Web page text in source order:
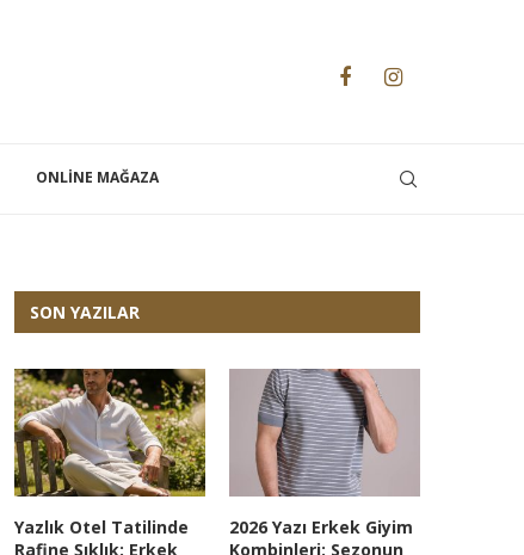
ONLINE MAĞAZA
SON YAZILAR
Yazlık Otel Tatilinde
Rafine Şıklık: Erkek
2026 Yazı Erkek Giyim
Kombinleri: Sezonun